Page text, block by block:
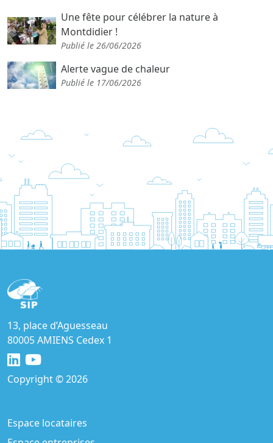
Une fête pour célébrer la nature à
Montdidier !
Publié le 26/06/2026
Alerte vague de chaleur
Publié le 17/06/2026
13, place d’Aguesseau
80005 AMIENS Cedex 1
Copyright © 2026
Espace locataires